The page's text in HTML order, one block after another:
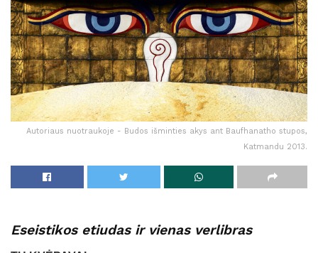
Autoriaus nuotraukoje - Budos išminties akys ant Baufhanatho stupos,
Katmandu 2013.
Eseistikos etiudas ir vienas verlibras